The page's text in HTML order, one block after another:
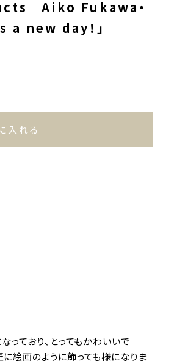
｜Aiko Fukawa・
a new day！」
入れる
っており、とってもかわいいで
絵画のように飾っても様になりま